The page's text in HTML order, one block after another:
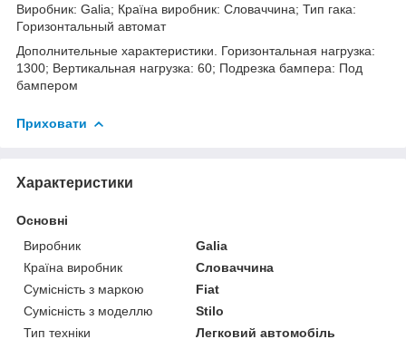
Виробник: Galia; Країна виробник: Словаччина; Тип гака:
Горизонтальный автомат
Дополнительные характеристики. Горизонтальная нагрузка:
1300; Вертикальная нагрузка: 60; Подрезка бампера: Под
бампером
Приховати
Характеристики
Основні
Виробник
Galia
Країна виробник
Словаччина
Сумісність з маркою
Fiat
Сумісність з моделлю
Stilo
Тип техніки
Легковий автомобіль